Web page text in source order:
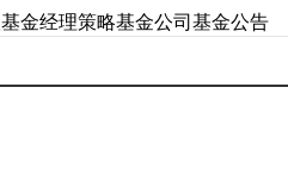
基金经理策略基金公司基金公告